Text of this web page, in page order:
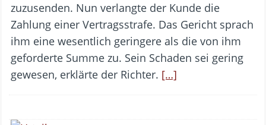
zuzusenden. Nun verlangte der Kunde die
Zahlung einer Vertragsstrafe. Das Gericht sprach
ihm eine wesentlich geringere als die von ihm
geforderte Summe zu. Sein Schaden sei gering
gewesen, erklärte der Richter. […]